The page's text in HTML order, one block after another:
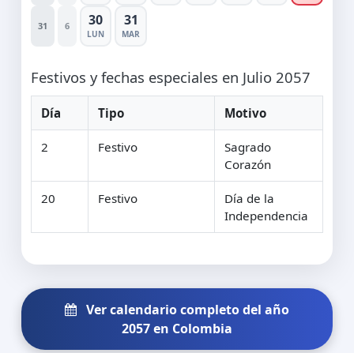
31 6 30
LUN
31
MAR
Festivos y fechas especiales en Julio 2057
Día Tipo Motivo
2 Festivo
Sagrado
Corazón
20 Festivo
Día de la
Independencia
Ver calendario completo del año
2057 en Colombia